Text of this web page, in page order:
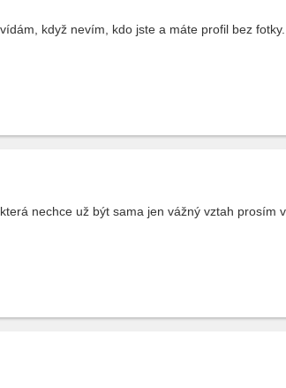
když nevím, kdo jste a máte profil bez fotky.
nechce už být sama jen vážný vztah prosím